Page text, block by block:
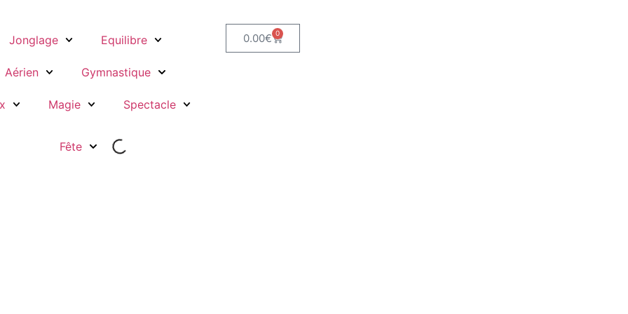
Jonglage Equilibre
Aérien Gymnastique
Magie Spectacle
Fête
0.00€ 0